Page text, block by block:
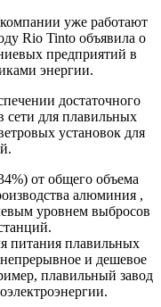
уже работают
Rio Tinto объявила о
предприятий в
энергии.
достаточного
сети для плавильных
установок для
от общего объема
алюминия ,
уровнем выбросов
питания плавильных
непрерывное и дешевое
плавильный завод